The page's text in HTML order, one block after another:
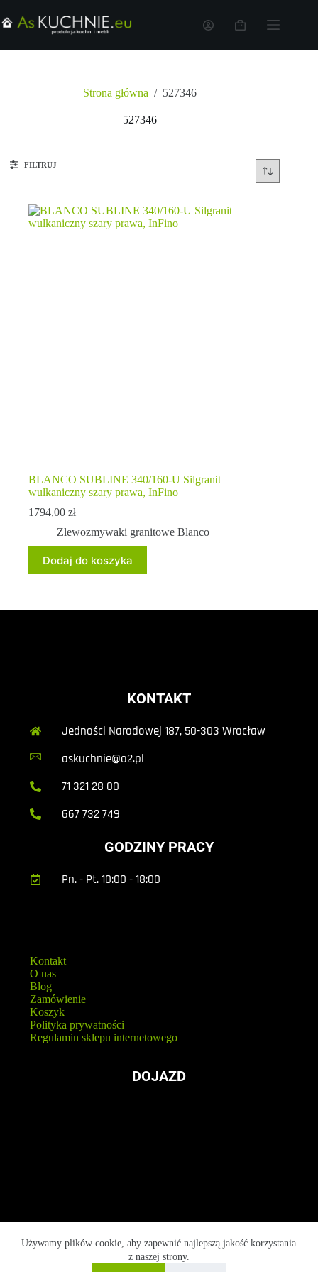
Używamy plików cookie, aby zapewnić najlepszą jakość korzystania
z naszej strony.
Strona główna / 527346
527346
FILTRUJ
BLANCO SUBLINE 340/160-U Silgranit
wulkaniczny szary prawa, InFino
1794,00 zł
Zlewozmywaki granitowe Blanco
Dodaj do koszyka
KONTAKT
Jedności Narodowej 187, 50-303 Wrocław
askuchnie@o2.pl
71 321 28 00
667 732 749
GODZINY PRACY
Pn. - Pt. 10:00 - 18:00
Kontakt
O nas
Blog
Zamówienie
Koszyk
Polityka prywatności
Regulamin sklepu internetowego
DOJAZD